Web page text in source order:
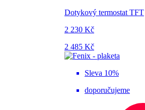
Dotykový termostat TFT
2 230 Kč
2 485 Kč
Sleva 10%
doporučujeme